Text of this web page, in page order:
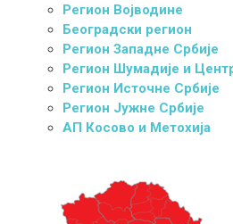
Регион Војводине
Београдски регион
Регион Западне Србије
Регион Шумадије и
Регион Источне Србије
Регион Јужне Србије
АП Косово и Метохија